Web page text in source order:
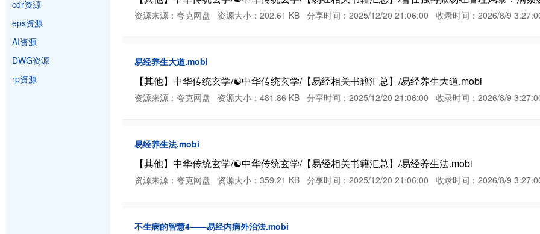
cdr资源
eps资源
AI资源
DWG资源
rp资源
资源来源：夸克网盘 资源大小：202.61 KB 分享时间：2025/12/20 21:06:00 收录时间：2026/8/9
易经养生大道.mobi
【其他】中华传统玄学/☯️中华传统玄学/【易经相关书籍汇总】/易经养生大道.mobi
资源来源：夸克网盘 资源大小：481.86 KB 分享时间：2025/12/20 21:06:00 收录时间：2026/8/9
易经养生法.mobi
【其他】中华传统玄学/☯️中华传统玄学/【易经相关书籍汇总】/易经养生法.mobi
资源来源：夸克网盘 资源大小：359.21 KB 分享时间：2025/12/20 21:06:00 收录时间：2026/8/9
不生病的智慧4——易经内病外治法.mobi